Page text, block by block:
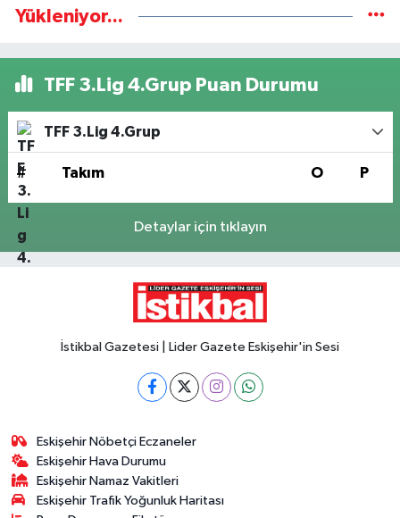
Yükleniyor...
TFF 3.Lig 4.Grup Puan Durumu
TFF 3.Lig 4.Grup
# Takım O P
Detaylar için tıklayın
İstikbal Gazetesi | Lider Gazete Eskişehir'in Sesi
Eskişehir Nöbetçi Eczaneler
Eskişehir Hava Durumu
Eskişehir Namaz Vakitleri
Eskişehir Trafik Yoğunluk Haritası